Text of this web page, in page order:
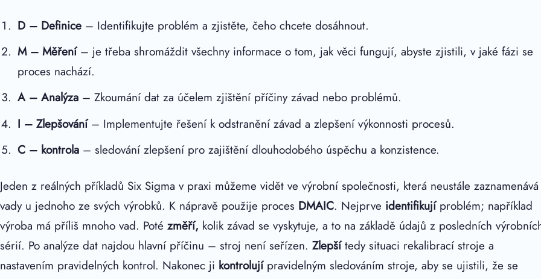
D – Definice – Identifikujte problém a zjistěte, čeho chcete dosáhnout.
M – Měření– je třeba shromáždit všechny informace o tom, jak věci fungují, abyste zjistili, v jaké fázi se
proces nachází.
A – Analýza – Zkoumání dat za účelem zjištění příčiny závad nebo problémů.
I – Zlepšování– Implementujte řešení k odstranění závad a zlepšení výkonnosti procesů.
C – kontrola – sledování zlepšení pro zajištění dlouhodobého úspěchu a konzistence.
Jeden z reálných příkladů Six Sigma v praxi můžeme vidět ve výrobní společnosti, která neustále zaznamenává
vady u jednoho ze svých výrobků. K nápravě použije proces DMAIC. Nejprve identifikujíproblém; například
výroba má příliš mnoho vad. Poté změří, kolik závad se vyskytuje, a to na základě údajů z posledních
sérií. Po analýze dat najdou hlavní příčinu – stroj není seřízen. Zlepšítedy situaci rekalibrací stroje a
nastavením pravidelných kontrol. Nakonec ji kontrolujípravidelným sledováním stroje, aby se ujistili, že se